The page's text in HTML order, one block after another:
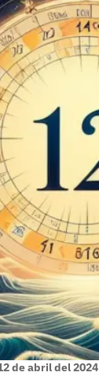
de abril del 2024